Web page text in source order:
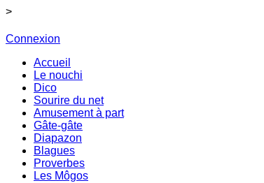
>
Connexion
Accueil
Le nouchi
Dico
Sourire du net
Amusement à part
Gâte-gâte
Diapazon
Blagues
Proverbes
Les Môgos